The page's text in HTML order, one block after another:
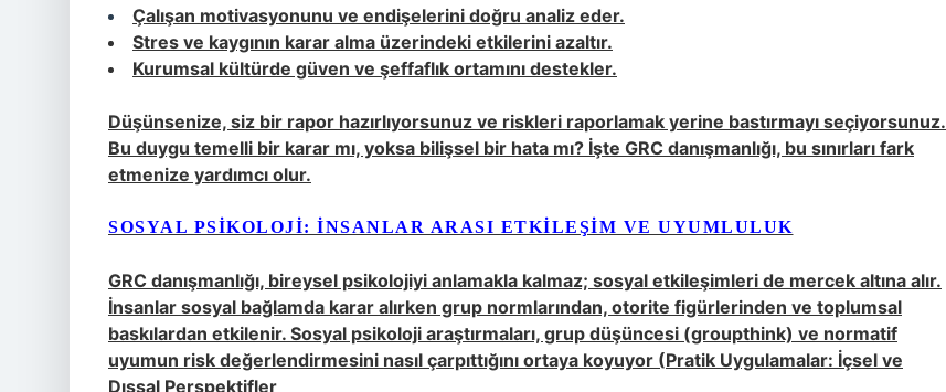
Çalışan motivasyonunu ve endişelerini doğru analiz eder.
Stres ve kaygının karar alma üzerindeki etkilerini azaltır.
Kurumsal kültürde güven ve şeffaflık ortamını destekler.
Düşünsenize, siz bir rapor hazırlıyorsunuz ve riskleri raporlamak yerine bastırmayı seçiyorsunuz.
Bu duygu temelli bir karar mı, yoksa bilişsel bir hata mı? İşte GRC danışmanlığı, bu sınırları fark
etmenize yardımcı olur.
SOSYAL PSIKOLOJI: İNSANLAR ARASI ETKILEŞIM VE UYUMLULUK
GRC danışmanlığı, bireysel psikolojiyi anlamakla kalmaz; sosyal etkileşimleri de mercek altına alır.
İnsanlar sosyal bağlamda karar alırken grup normlarından, otorite figürlerinden ve toplumsal
baskılardan etkilenir. Sosyal psikoloji araştırmaları, grup düşüncesi (groupthink) ve normatif
uyumun risk değerlendirmesini nasıl çarpıttığını ortaya koyuyor (Pratik Uygulamalar: İçsel ve
Dışsal Perspektifler